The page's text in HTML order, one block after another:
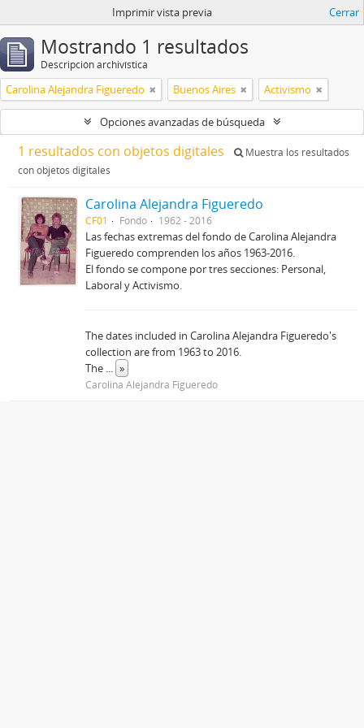
Imprimir vista previa Cerrar
Mostrando 1 resultados
Descripción archivística
Carolina Alejandra Figueredo Buenos Aires Activismo
Opciones avanzadas de búsqueda
1 resultados con objetos digitales
Muestra los resultados
con objetos digitales
Carolina Alejandra Figueredo
CF01 Fondo 1962 - 2016
Las fechas extremas del fondo de Carolina Alejandra
Figueredo comprenden los años 1963-2016.
El fondo se compone por tres secciones: Personal,
Laboral y Activismo.
The dates included in Carolina Alejandra Figueredo's
collection are from 1963 to 2016.
The ... »
Carolina Alejandra Figueredo